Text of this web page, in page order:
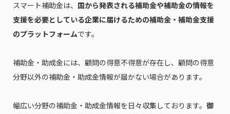
スマート補助金は、 国から発表される補助金や補助金の情報を
支援を必要としている企業に届けるための補助金・補助金支援
のプラットフォームです。
補助金・助成金には、顧問の得意不得意が存在し、顧問の得意
分野以外の補助金・助成金情報が届かない場合があります。
幅広い分野の補助金・助成金情報を日々収集しております。 御